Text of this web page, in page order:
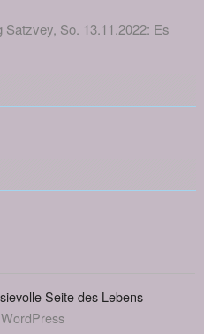
So. 13.11.2022: Es
Seite des Lebens
WordPress